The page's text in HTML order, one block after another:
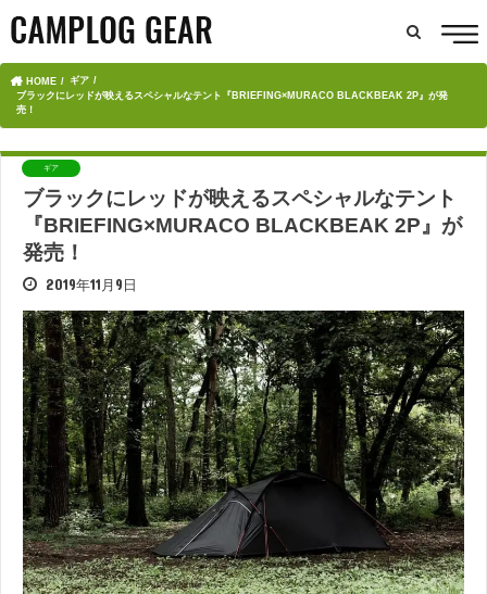
HOME
ギア
ブラックにレッドが映えるスペシャルなテント『BRIEFING×MURACO BLACKBEAK 2P』が発
売！
ギア
ブラックにレッドが映えるスペシャルなテント
『BRIEFING×MURACO BLACKBEAK 2P』が
発売！
2019年11月9日